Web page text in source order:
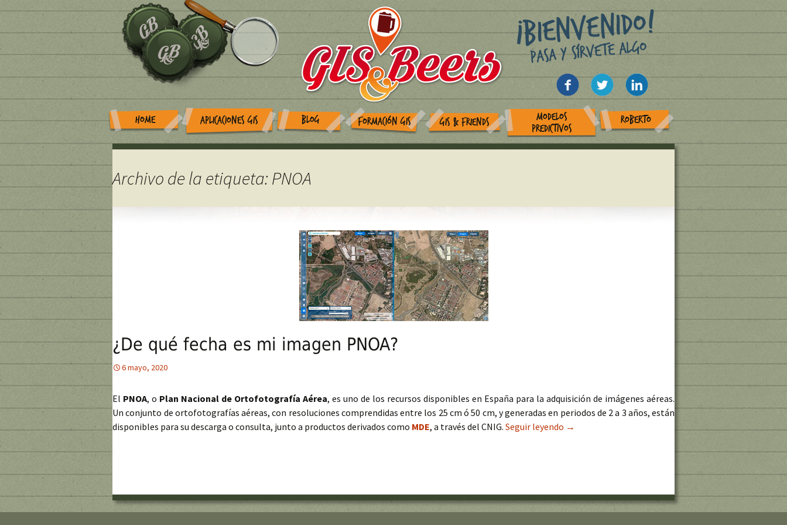
HOME APLICACIONES GIS BLOG FORMACIÓN GIS GIS & FRIENDS
MODELOS
PREDICTIVOS
ROBERTO
Archivo de la etiqueta: PNOA
¿De qué fecha es mi imagen PNOA?
6 mayo, 2020
El PNOA, o Plan Nacional de Ortofotografía Aérea, es uno de los recursos disponibles en España para la adquisición de imágenes aéreas.
Un conjunto de ortofotografías aéreas, con resoluciones comprendidas entre los 25 cm ó 50 cm, y generadas en periodos de 2 a 3 años, están
disponibles para su descarga o consulta, junto a productos derivados como MDE, a través del CNIG. Seguir leyendo ¿De qué fecha es mi imagen PNOA?
→